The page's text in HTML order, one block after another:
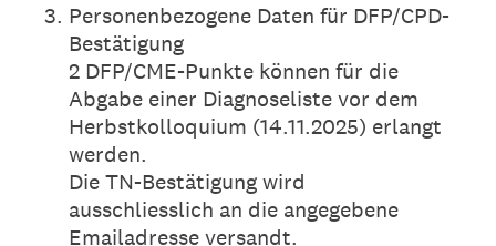
3. Personenbezogene Daten für DFP/CPD-
Bestätigung
2 DFP/CME-Punkte können für die
Abgabe einer Diagnoseliste vor dem
Herbstkolloquium (14.11.2025) erlangt
werden.
Die TN-Bestätigung wird
ausschliesslich an die angegebene
Emailadresse versandt.